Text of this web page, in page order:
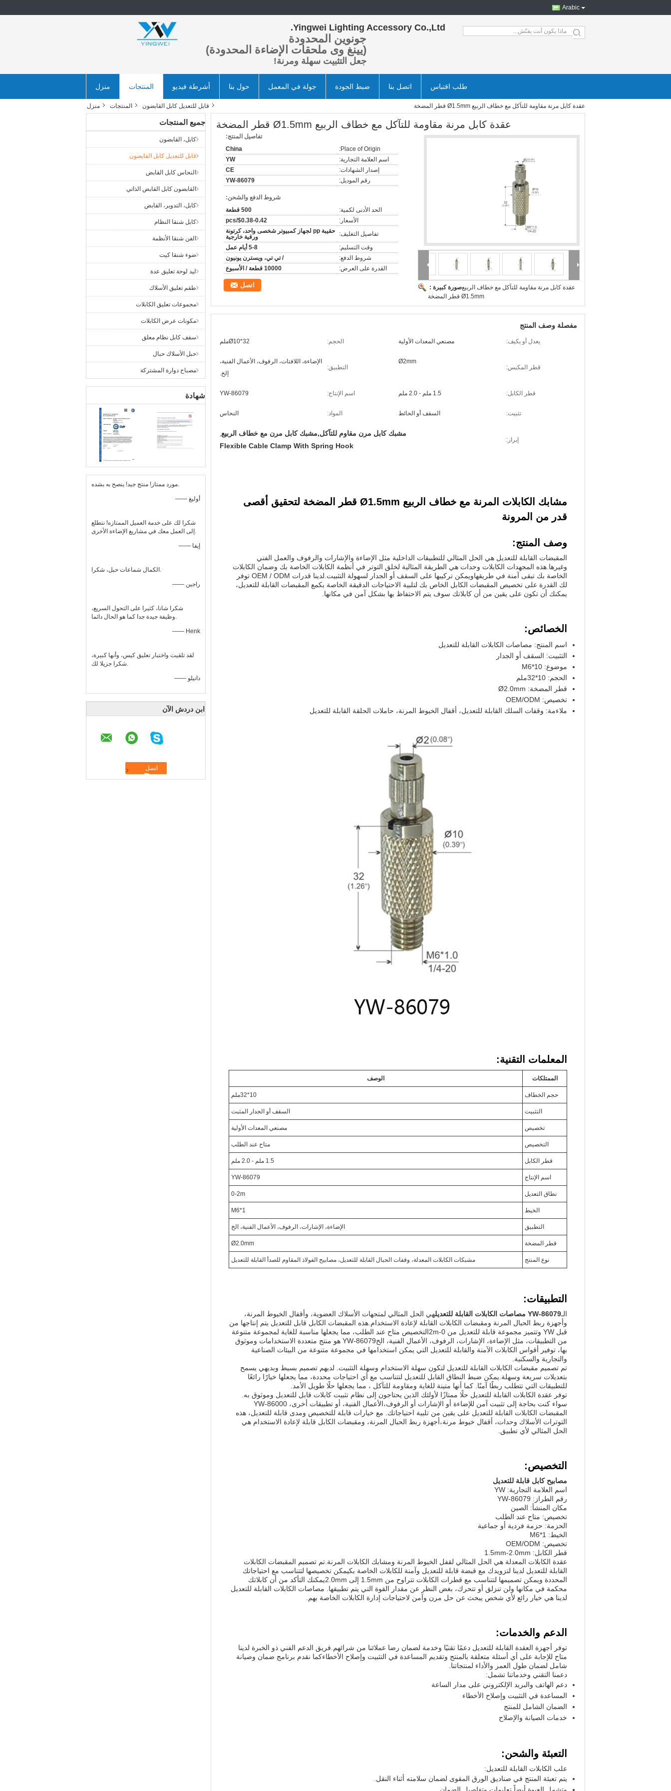
Arabic
Yingwei Lighting Accessory Co.,Ltd.
جونوين المحدودة
(يينغ وى ملحقات الإضاءة المحدودة)
جعل التثبيت سهلة ومرنة!
search
منزل المنتجات أشرطة فيديو حول بنا جولة في المعمل ضبط الجودة اتصل بنا طلب اقتباس
منزل المنتجات قابل للتعديل كابل القابضون عقدة كابل مرنة مقاومة للتآكل مع خطاف الربيع Ø1.5mm قطر المضخة
جميع المنتجات
كابل، القابضون
قابل للتعديل كابل القابضون
النحاس كابل القابض
القابضون كابل القابض الذاتي
كابل، التدوير، القابض
كابل شنقا النظام
الفن شنقا الأنظمة
ضوء شنقا كيت
ليد لوحة تعليق عدة
طقم تعليق الأسلاك
مجموعات تعليق الكابلات
مكونات عرض الكابلات
سقف كابل نظام معلق
حبل الأسلاك حبال
مصباح دوارة المشتركة
شهادة
مورد ممتاز! منتج جيد! ينصح به بشده.
—— أوليغ
شكرا لك على خدمة العميل الممتازه! نتطلع
إلى العمل معك في مشاريع الإضاءة الأخرى.
—— إيفا
الكمال شماعات حبل، شكرا.
—— راجين
شكرا شانا، كثيرا على التحول السريع،
وظيفة جيدة جدا كما هو الحال دائما.
—— Henk
لقد تلقيت واختبار تعليق كيس، وأنها كبيرة،
شكرا جزيلا لك.
—— دانيلو
ابن دردش الآن
عقدة كابل مرنة مقاومة للتآكل مع خطاف الربيع Ø1.5mm قطر المضخة
صورة كبيرة :عقدة كابل مرنة مقاومة للتآكل مع خطاف الربيع
Ø1.5mm قطر المضخة
تفاصيل المنتج:
Place of Origin:
China
اسم العلامة التجارية:
YW
إصدار الشهادات:
CE
رقم الموديل:
YW-86079
شروط الدفع والشحن:
الحد الأدنى لكمية:
500 قطعة
الأسعار:
$0.38-0.42/pcs
تفاصيل التغليف:
حقيبة pp لجهاز كمبيوتر شخصى واحد، كرتونة
ورقية خارجية
وقت التسليم:
5-8 أيام عمل
شروط الدفع:
/ تي تي، ويسترن يونيون
القدرة على العرض:
10000 قطعة / الأسبوع
اتصل
مفصلة وصف المنتج
يعدل أو يكيف: مصنعي المعدات الأولية الحجم: Ø10*32ملم
قطر المكبس:
Ø2mm
التطبيق:
الإضاءة، اللافتات، الرفوف، الأعمال الفنية،
إلخ.
قطر الكابل: 1.5 ملم - 2.0 ملم اسم الإنتاج: YW-86079
تثبيت: السقف أو الحائط المواد: النحاس
إبراز:
مشبك كابل مرن مقاوم للتآكل,مشبك كابل مرن مع خطاف الربيع,
Flexible Cable Clamp With Spring Hook
مشابك الكابلات المرنة مع خطاف الربيع Ø1.5mm قطر المضخة لتحقيق أقصى
قدر من المرونة
وصف المنتج:
المقبضات القابلة للتعديل هي الحل المثالي للتطبيقات الداخلية مثل الإضاءة والإشارات والرفوف والعمل الفني
وغيرها.هذه المجهدات الكابلات وحدات هي الطريقة المثالية لخلق التوتر في أنظمة الكابلات الخاصة بك وضمان الكابلات
الخاصة بك تبقى آمنة في طريقهاويمكن تركيبها على السقف أو الجدار لسهولة التثبيت.لدينا قدرات OEM / ODM توفر
لك القدرة على تخصيص المقبضات الكابل الخاص بك لتلبية الاحتياجات الدقيقة الخاصة بكمع المقبضات القابلة للتعديل،
يمكنك أن تكون على يقين من أن كابلاتك سوف يتم الاحتفاظ بها بشكل آمن في مكانها.
الخصائص:
اسم المنتج: مصاصات الكابلات القابلة للتعديل
التثبيت: السقف أو الجدار
موضوع: M6*10
الحجم: 10*32ملم
قطر المضخة: Ø2.0mm
تخصيص: OEM/ODM
ملاءمة: وقفات السلك القابلة للتعديل، أقفال الخيوط المرنة، حاملات الحلقة القابلة للتعديل
المعلمات التقنية:
الممتلكات الوصف
حجم الخطاف 10*32ملم
التثبيت السقف أو الجدار المثبت
تخصيص مصنعي المعدات الأولية
التخصيص متاح عند الطلب
قطر الكابل 1.5 ملم - 2.0 ملم
اسم الإنتاج YW-86079
نطاق التعديل 0-2m
الخيط M6*1
التطبيق الإضاءة، الإشارات، الرفوف، الأعمال الفنية، الخ
قطر المضخة Ø2.0mm
نوع المنتج مشبكات الكابلات المعدلة، وقفات الحبال القابلة للتعديل، مصابيح الفولاذ المقاوم للصدأ القابلة للتعديل
التطبيقات:
الـYW-86079 مصاصات الكابلات القابلة للتعديل
هي الحل المثالي لمتجهات الأسلاك العضوية، وأقفال الخيوط المرنة،
وأجهزة ربط الحبال المرنة ومقبضات الكابلات القابلة لإعادة الاستخدام.هذه المقبضات الكابل قابل للتعديل يتم إنتاجها من
قبل YW وتتميز مجموعة قابلة للتعديل من 0-2mالتخصيص متاح عند الطلب، مما يجعلها مناسبة للغاية لمجموعة متنوعة
من التطبيقات، مثل الإضاءة، الإشارات، الرفوف، الأعمال الفنية، الخYW-86079 هو منتج متعددة الاستخدامات وموثوق
بها، توفير أقواس الكابلات الآمنة والقابلة للتعديل التي يمكن استخدامها في مجموعة متنوعة من البيئات الصناعية
والتجارية والسكنية.
تم تصميم مقبضات الكابلات القابلة للتعديل لتكون سهلة الاستخدام وسهلة التثبيت. لديهم تصميم بسيط وبديهي يسمح
بتعديلات سريعة وسهلة.يمكن ضبط النطاق القابل للتعديل لتتناسب مع أي احتياجات محددة، مما يجعلها خيارًا رائعًا
للتطبيقات التي تتطلب ربطًا آمنًا. كما أنها متينة للغاية ومقاومة للتآكل ، مما يجعلها حلًا طويل الأمد.
توفر عقدة الكابلات القابلة للتعديل حلًا ممتازًا لأولئك الذين يحتاجون إلى نظام تثبيت كابلات قابل للتعديل وموثوق به.
سواء كنت بحاجة إلى تثبيت آمن للإضاءة أو الإشارات أو الرفوف،الأعمال الفنية، أو تطبيقات أخرى، YW-86000
المقبضات الكابلات القابلة للتعديل على يقين من تلبية احتياجاتك. مع خيارات قابلة للتخصيص ومدى قابلة للتعديل، هذه
التوترات الأسلاك وحدات، أقفال خيوط مرنة،أجهزة ربط الحبال المرنة، ومقبضات الكابل قابلة لإعادة الاستخدام هي
الحل المثالي لأي تطبيق.
التخصيص:
مصابيح كابل قابلة للتعديل
اسم العلامة التجارية: YW
رقم الطراز: YW-86079
مكان المنشأ: الصين
تخصيص: متاح عند الطلب
الحزمة: حزمة فردية أو جماعية
الخيط: M6*1
تخصيص: OEM/ODM
قطر الكابل: 1.5mm-2.0mm
عقدة الكابلات المعدلة هي الحل المثالي لقفل الخيوط المرنة ومشابك الكابلات المرنة.تم تصميم المقبضات الكابلات
القابلة للتعديل لدينا لتزويدك مع قبضة قابلة للتعديل وآمنة للكابلات الخاصة بكيمكن تخصيصها لتتناسب مع احتياجاتك
المحددة ويمكن تصميمها لتتناسب مع قطرات الكابلات تتراوح من 1.5mm إلى 2.0mmيمكنك التأكد من أن كابلاتك
محكمة في مكانها ولن تنزلق أو تتحرك، بغض النظر عن مقدار القوة التي يتم تطبيقها. مصاصات الكابلات القابلة للتعديل
لدينا هي خيار رائع لأي شخص يبحث عن حل مرن وآمن لاحتياجات إدارة الكابلات الخاصة بهم.
الدعم والخدمات:
توفر أجهزة العقدة القابلة للتعديل دعمًا تقنيًا وخدمة لضمان رضا عملائنا من شرائهم.فريق الدعم الفني ذو الخبرة لدينا
متاح للإجابة على أي أسئلة متعلقة بالمنتج وتقديم المساعدة في التثبيت وإصلاح الأخطاءكما نقدم برنامج ضمان وصيانة
شامل لضمان طول العمر والأداء لمنتجاتنا.
دعمنا التقني وخدماتنا تشمل:
دعم الهاتف والبريد الإلكتروني على مدار الساعة
المساعدة في التثبيت وإصلاح الأخطاء
الضمان الشامل للمنتج
خدمات الصيانة والإصلاح
التعبئة والشحن:
علب الكابلات القابلة للتعديل:
يتم تعبئة المنتج في صناديق الورق المقوى لضمان سلامته أثناء النقل.